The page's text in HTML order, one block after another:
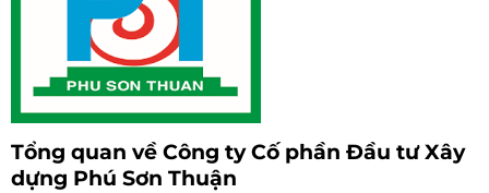
Tổng quan về Công ty Cố phần Đầu tư Xây
dựng Phú Sơn Thuận